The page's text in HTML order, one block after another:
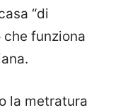
“di
che funziona
la metratura